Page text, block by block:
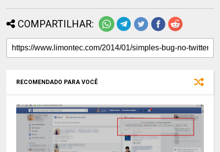
COMPARTILHAR:
RECOMENDADO PARA VOCÊ